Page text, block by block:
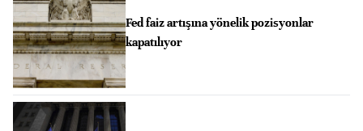
Fed faiz artışına yönelik pozisyonlar
kapatılıyor